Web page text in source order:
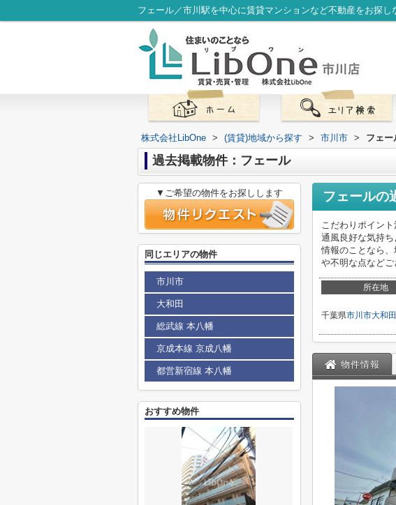
フェール／市川駅を中心に賃貸マンションなど不動産をお探し
株式会社LibOne > (賃貸)地域から探す > 市川市 > フェー
過去掲載物件：フェール
フェールの
こだわりポイン
通風良好な気持
情報のことなら
や不明な点などご
所在地
千葉県市川市大和田
物件情報
▼ご希望の物件をお探しします
同じエリアの物件
市川市
大和田
総武線 本八幡
京成本線 京成八幡
都営新宿線 本八幡
おすすめ物件